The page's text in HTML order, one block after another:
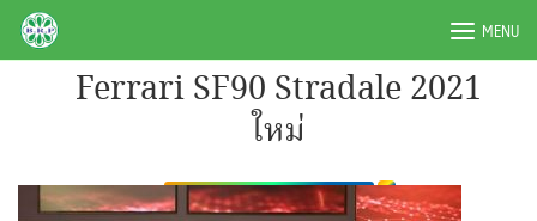
SkipBRPAUTO.COM MENU
Ferrari SF90 Stradale 2021
ใหม่